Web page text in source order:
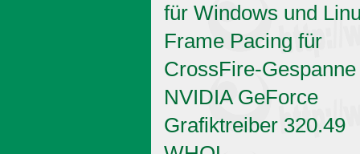
für Windows und
Frame Pacing für
CrossFire-Gespanne
NVIDIA GeForce
Grafiktreiber 320.49